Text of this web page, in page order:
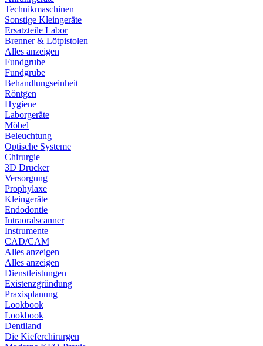
Technikmaschinen
Sonstige Kleingeräte
Ersatzteile Labor
Brenner & Lötpistolen
Alles anzeigen
Fundgrube
Fundgrube
Behandlungseinheit
Röntgen
Hygiene
Laborgeräte
Möbel
Beleuchtung
Optische Systeme
Chirurgie
3D Drucker
Versorgung
Prophylaxe
Kleingeräte
Endodontie
Intraoralscanner
Instrumente
CAD/CAM
Alles anzeigen
Alles anzeigen
Dienstleistungen
Existenzgründung
Praxisplanung
Lookbook
Lookbook
Dentiland
Die Kieferchirurgen